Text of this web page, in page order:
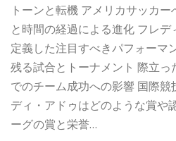
トーンと転機 アメリカサッカ
と時間の経過による進化 フレ
定義した注目すべきパフォーマ
残る試合とトーナメント 際立
でのチーム成功への影響 国際
ディ・アドゥはどのような賞や
ーグの賞と栄誉…